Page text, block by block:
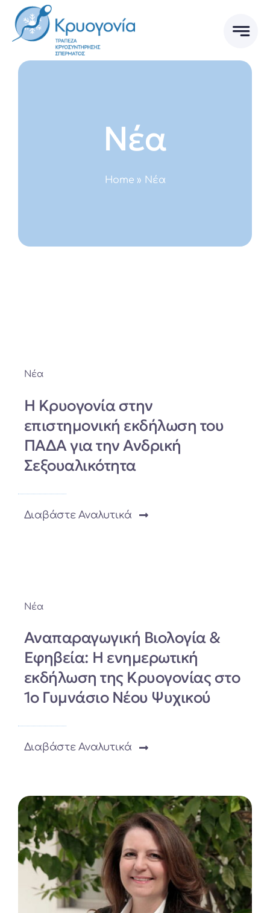
Skip
content
Νέα
Home » Νέα
Νέα
Η Κρυογονία στην
επιστημονική εκδήλωση του
ΠΑΔΑ για την Ανδρική
Σεξουαλικότητα
Διαβάστε Αναλυτικά
Νέα
Αναπαραγωγική Βιολογία &
Εφηβεία: Η ενημερωτική
εκδήλωση της Κρυογονίας στο
1ο Γυμνάσιο Νέου Ψυχικού
Διαβάστε Αναλυτικά